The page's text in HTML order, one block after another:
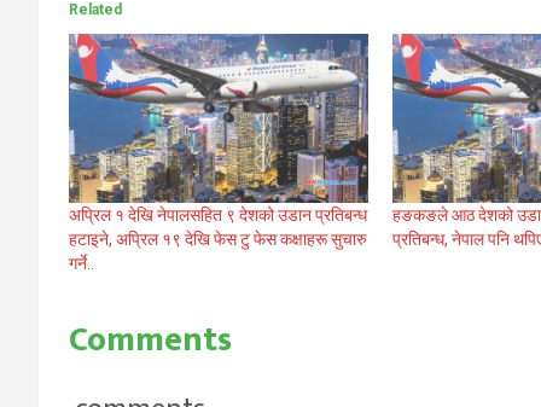
Related
अप्रिल १ देखि नेपालसहित ९ देशको उडान प्रतिबन्ध
हटाइने, अप्रिल १९ देखि फेस टु फेस कक्षाहरू सुचारु
गर्ने..
हङकङले आठ देशको
प्रतिबन्ध, नेपाल पनि
Comments